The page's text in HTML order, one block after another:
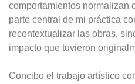
comportamientos normalizan
parte central de mi práctica
recontextualizar las obras,
impacto que tuvieron
Concibo el trabajo artístico